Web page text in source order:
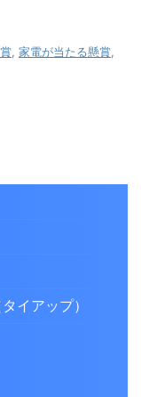
家電が当たる懸賞
イアップ）